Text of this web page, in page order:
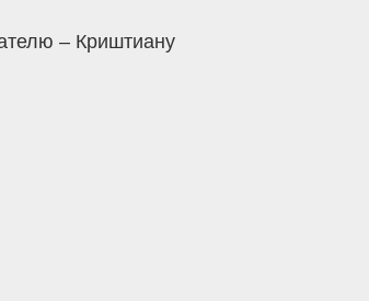
– Криштиану